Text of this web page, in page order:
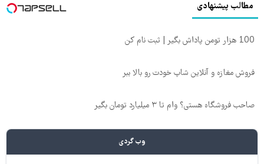
مطالب پیشنهادی
100 هزار تومن پاداش بگیر | ثبت نام کن
فروش مغازه و آنلاین شاپ خودت رو بالا ببر
صاحب فروشگاه هستی؟ وام تا ۳ میلیارد تومان بگیر
وب گردی